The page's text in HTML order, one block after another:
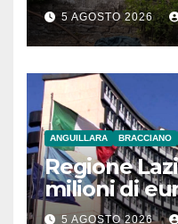
5 AGOSTO 2026
ANGUILLARA BRACCIANO
Regione
milioni di
Comuni
5 AGOSTO 2026